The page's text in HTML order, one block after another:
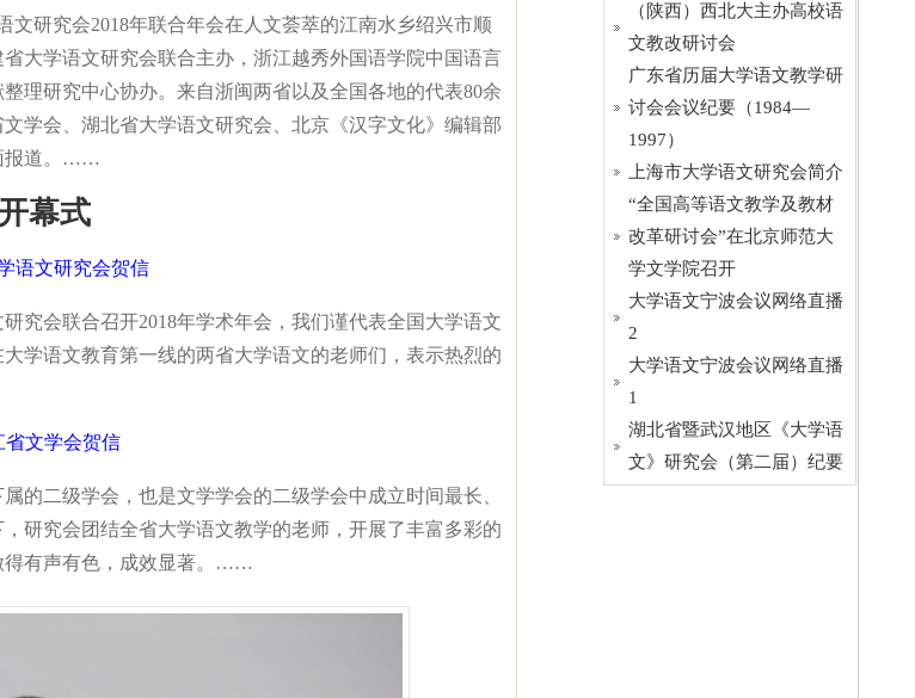
研究会2018年联合年会在人文荟萃的江南水乡绍兴市顺
大学语文研究会联合主办，浙江越秀外国语学院中国语言
理研究中心协办。来自浙闽两省以及全国各地的代表80余
学会、湖北省大学语文研究会、北京《汉字文化》编辑部
报道。……
开幕式
语文研究会贺信
会联合召开2018年学术年会，我们谨代表全国大学语文
学语文教育第一线的两省大学语文的老师们，表示热烈的
省文学会贺信
二级学会，也是文学学会的二级学会中成立时间最长、
研究会团结全省大学语文教学的老师，开展了丰富多彩的
得有声有色，成效显著。……
（陕西）西北大主办高校语
文教改研讨会
广东省历届大学语文教学研
讨会会议纪要（1984—
1997）
上海市大学语文研究会简介
“全国高等语文教学及教材
改革研讨会”在北京师范大
学文学院召开
大学语文宁波会议网络直播
2
大学语文宁波会议网络直播
1
湖北省暨武汉地区《大学语
文》研究会（第二届）纪要